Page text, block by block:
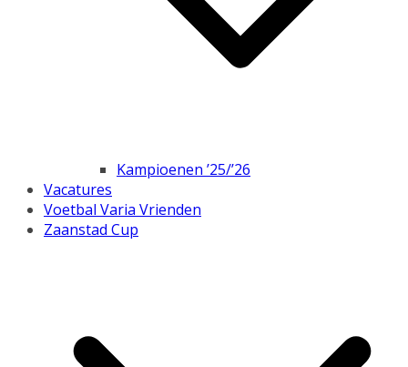
Kampioenen ’25/’26
Vacatures
Voetbal Varia Vrienden
Zaanstad Cup